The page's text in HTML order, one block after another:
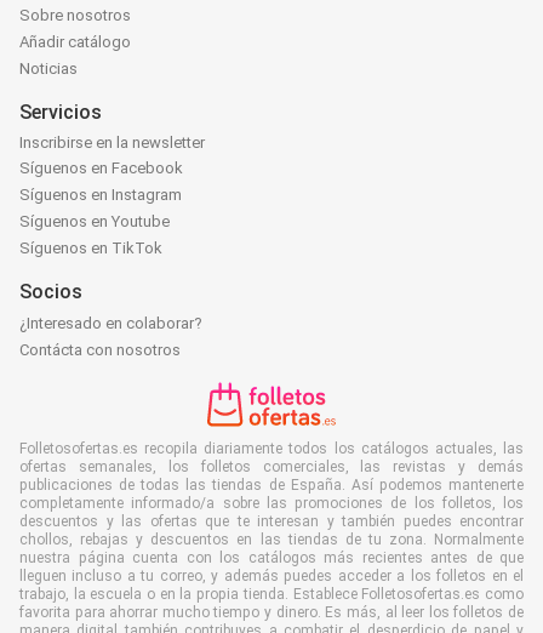
Sobre nosotros
Añadir catálogo
Noticias
Servicios
Inscribirse en la newsletter
Síguenos en Facebook
Síguenos en Instagram
Síguenos en Youtube
Síguenos en TikTok
Socios
¿Interesado en colaborar?
Contácta con nosotros
Folletosofertas.es recopila diariamente todos los catálogos actuales, las
ofertas semanales, los folletos comerciales, las revistas y demás
publicaciones de todas las tiendas de España. Así podemos mantenerte
completamente informado/a sobre las promociones de los folletos, los
descuentos y las ofertas que te interesan y también puedes encontrar
chollos, rebajas y descuentos en las tiendas de tu zona. Normalmente
nuestra página cuenta con los catálogos más recientes antes de que
lleguen incluso a tu correo, y además puedes acceder a los folletos en el
trabajo, la escuela o en la propia tienda. Establece Folletosofertas.es como
favorita para ahorrar mucho tiempo y dinero. Es más, al leer los folletos de